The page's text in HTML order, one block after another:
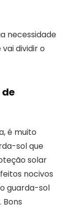
necessidade
dividir o
é muito
sol que
solar
nocivos
guarda-sol